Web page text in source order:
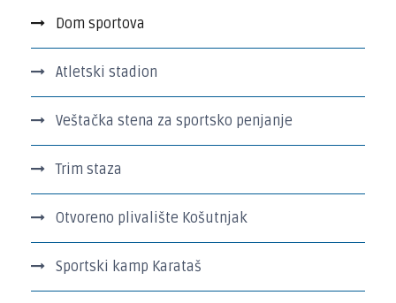
Dom sportova
Atletski stadion
Veštačka stena za sportsko penjanje
Trim staza
Otvoreno plivalište Košutnjak
Sportski kamp Karataš